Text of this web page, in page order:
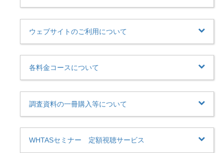
ウェブサイトのご利用について
各料金コースについて
調査資料の一冊購入等について
WHTASセミナー 定額視聴サービス